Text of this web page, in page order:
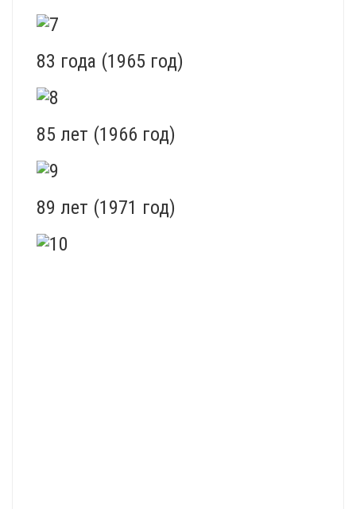
83 года (1965 год)
85 лет (1966 год)
89 лет (1971 год)